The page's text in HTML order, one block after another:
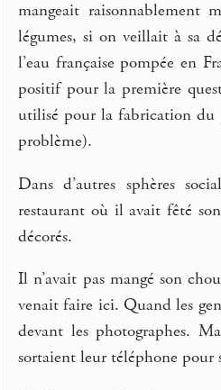
mangeait
légumes, si on veillait à sa
l’eau française pompée en
positif pour la première
utilisé pour la fabrication du
problème).
Dans d’autres sphères
restaurant où il avait fêté
décorés.
Il n’avait pas mangé son
venait faire ici. Quand les
devant les photographes.
sortaient leur téléphone